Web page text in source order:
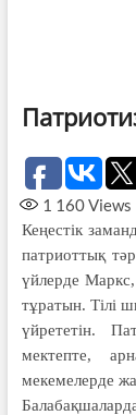
1 160Views
Кеңестік
патриоттық
үйлерде Маркс,
тұратын. Тілі
үйрететін.
мектепте,
мекемелерде